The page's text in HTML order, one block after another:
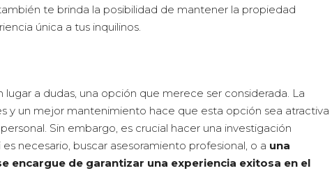
te brinda la posibilidad de mantener la propiedad
única a tus inquilinos.
a dudas, una opción que merece ser considerada. La
y un mejor mantenimiento hace que esta opción sea atractiva
Sin embargo, es crucial hacer una investigación
necesario, buscar asesoramiento profesional, o a una
encargue de garantizar una experiencia exitosa en el